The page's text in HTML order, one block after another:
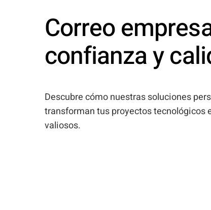
Correo
confianza y
Descubre cómo nuestras soluciones
transforman tus proyectos tecnológicos
valiosos.